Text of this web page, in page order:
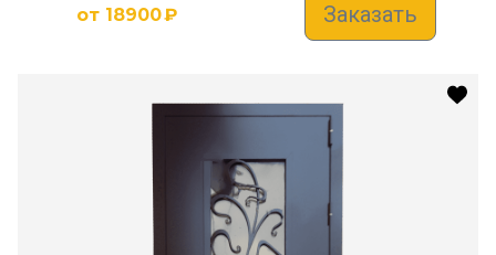
от 18900₽ Заказать